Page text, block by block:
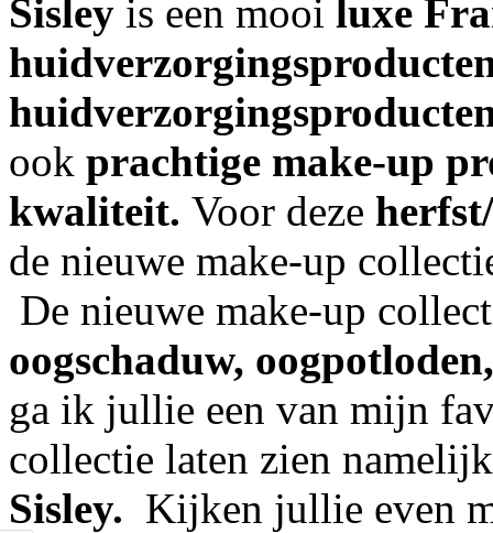
Sisley is een mooi luxe
ook prachtige make-up
kwaliteit. Voor deze
de nieuwe make-up
De nieuwe make-up
oogschaduw,
ga ik jullie een van mijn
collectie laten zien
Sisley. Kijken jullie even